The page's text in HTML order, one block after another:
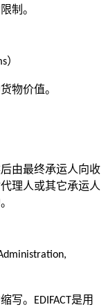
制。
）
物价值。
由最终承运人向收
理人或其它承运人
写。 EDIFACT是用